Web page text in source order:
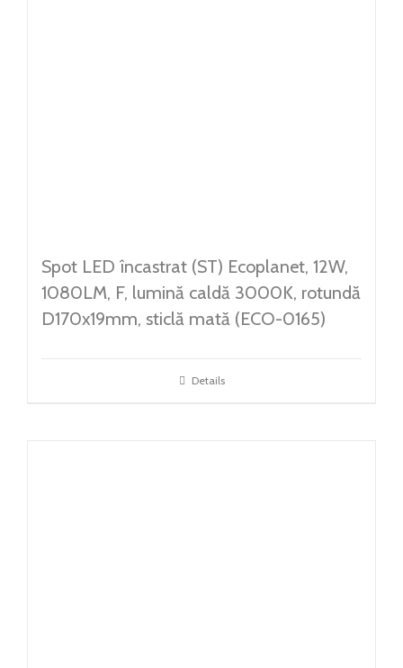
Spot LED încastrat (ST) Ecoplanet, 12W,
1080LM, F, lumină caldă 3000K, rotundă
D170x19mm, sticlă mată (ECO-0165)
Details